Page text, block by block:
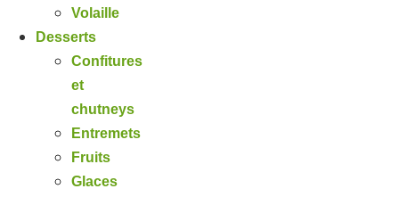
Volaille
Desserts
Confitures
et
chutneys
Entremets
Fruits
Glaces